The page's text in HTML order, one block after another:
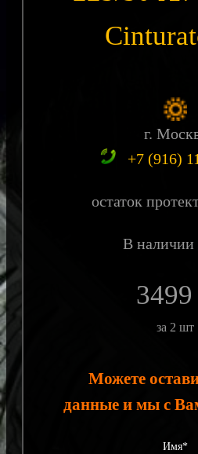
г.
+7 (916)
остаток
В наличии
за 2 шт
Можете
данные и мы с
Имя*